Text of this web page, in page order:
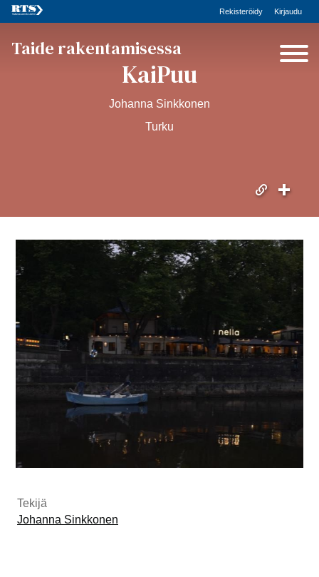
Rekisteröidy Kirjaudu
Taide rakentamisessa
KaiPuu
Johanna Sinkkonen
Turku
Tekijä
Johanna Sinkkonen